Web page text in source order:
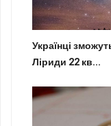
Українці
Ліриди 22 кв...